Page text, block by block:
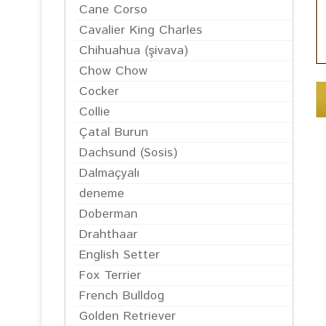
Cane Corso
Cavalier King Charles
Chihuahua (şivava)
Chow Chow
Cocker
Collie
Çatal Burun
Dachsund (Sosis)
Dalmaçyalı
deneme
Doberman
Drahthaar
English Setter
Fox Terrier
French Bulldog
Golden Retriever